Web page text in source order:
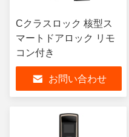
Cクラスロック 核型ス
マートドアロック リモ
コン付き
お問い合わせ